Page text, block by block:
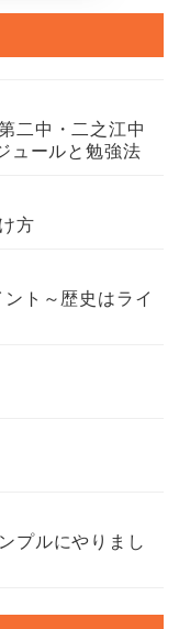
二中・二之江中
ュールと勉強法
方
ト～歴史はライ
プルにやりまし